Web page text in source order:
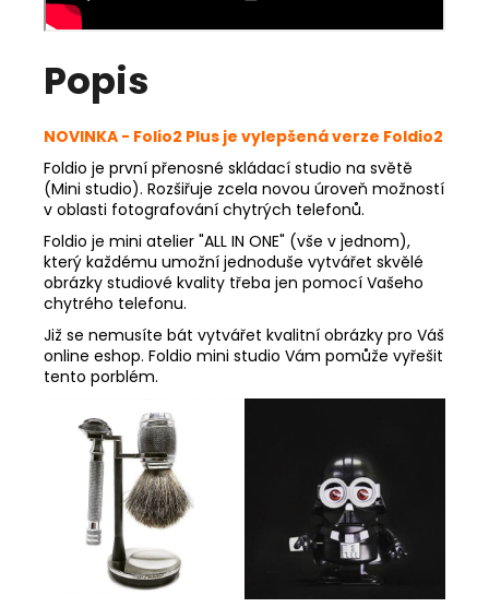
Popis
NOVINKA - Folio2 Plus je vylepšená verze Foldio2
Foldio je první přenosné skládací studio na světě
(Mini studio). Rozšiřuje zcela novou úroveň možností
v oblasti fotografování chytrých telefonů.
Foldio je mini atelier "ALL IN ONE" (vše v jednom),
který každému umožní jednoduše vytvářet skvělé
obrázky studiové kvality třeba jen pomocí Vašeho
chytrého telefonu.
Již se nemusíte bát vytvářet kvalitní obrázky pro Váš
online eshop. Foldio mini studio Vám pomůže vyřešit
tento porblém.